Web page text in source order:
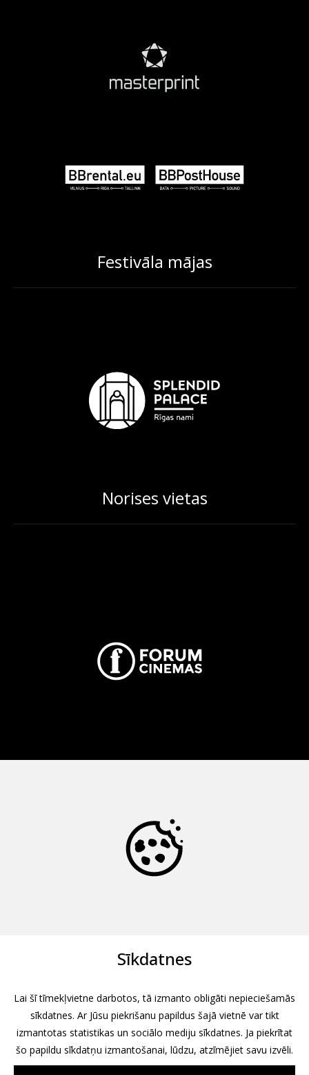
Festivāla mājas
Norises vietas
Sīkdatnes
Lai šī tīmekļvietne darbotos, tā izmanto obligāti nepieciešamās
sīkdatnes. Ar Jūsu piekrišanu papildus šajā vietnē var tikt
izmantotas statistikas un sociālo mediju sīkdatnes. Ja piekrītat
šo papildu sīkdatņu izmantošanai, lūdzu, atzīmējiet savu izvēli.